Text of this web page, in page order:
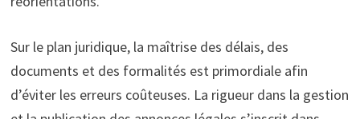
Sur le plan juridique, la maîtrise des délais, des
documents et des formalités est primordiale afin
d’éviter les erreurs coûteuses. La rigueur dans la gestion